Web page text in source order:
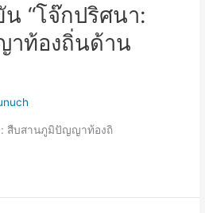
“โจ๊กปริศนา:
ท้องถิ่นด้าน
: สืบสานภูมิปัญญาท้องถิ